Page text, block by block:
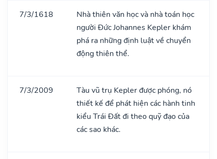
7/3/1618
Nhà thiên văn học và nhà toán học
người Đức Johannes Kepler khám
phá ra những định luật về chuyển
động thiên thể.
7/3/2009
Tàu vũ trụ Kepler được phóng, nó
thiết kế để phát hiện các hành tinh
kiểu Trái Đất đi theo quỹ đạo của
các sao khác.